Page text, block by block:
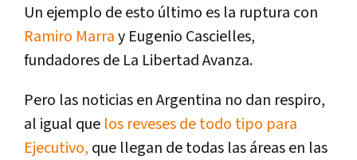
Un ejemplo de esto último es la ruptura con
Ramiro Marray Eugenio Cascielles,
fundadores de La Libertad Avanza.
Pero las noticias en Argentina no dan respiro,
al igual que los reveses de todo tipo para
Ejecutivo, que llegan de todas las áreas en las